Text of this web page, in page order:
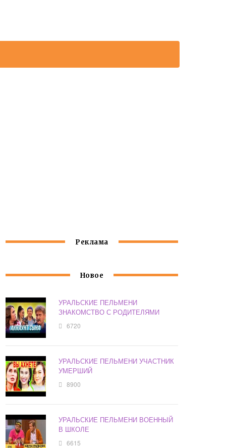
Реклама
Новое
УРАЛЬСКИЕ ПЕЛЬМЕНИ
ЗНАКОМСТВО С РОДИТЕЛЯМИ
6720
УРАЛЬСКИЕ ПЕЛЬМЕНИ УЧАСТНИК
УМЕРШИЙ
8900
УРАЛЬСКИЕ ПЕЛЬМЕНИ ВОЕННЫЙ
В ШКОЛЕ
6615